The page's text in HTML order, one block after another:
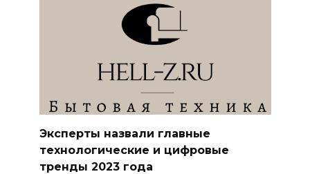
Эксперты назвали главные
технологические и цифровые
тренды 2023 года